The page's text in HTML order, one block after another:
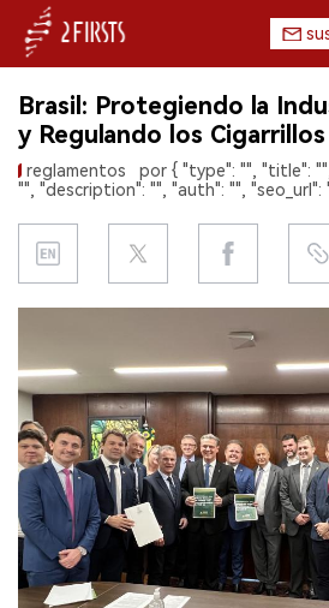
INICIO
EMPRESA
PRODUCTO
DATOS
EXPOSICIÓN
ENTREVISTA
Brasil: Protegiendo la
y Regulando los
reglamentos
por { "type": "", "title":
"", "description": "", "auth": "", "seo_url":